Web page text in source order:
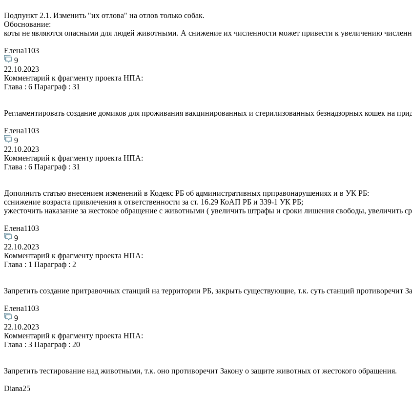
Подпункт 2.1. Изменить "их отлова" на отлов только собак.
Обоснование:
коты не являются опасными для людей животными. А снижение их численности может привести к увеличению
Елена1103
9
22.10.2023
Комментарий к фрагменту проекта НПА:
Глава : 6 Параграф : 31
Регламентировать создание домиков для проживания вакцинированных и стерилизованных безнадзорных кошек на
Елена1103
9
22.10.2023
Комментарий к фрагменту проекта НПА:
Глава : 6 Параграф : 31
Дополнить статью внесением изменений в Кодекс РБ об административных прправонарушениях и в УК РБ:
сснижение возраста привлечения к ответственности за ст. 16.29 КоАП РБ и 339-1 УК РБ;
ужесточить наказание за жестокое обращение с животными ( увеличить штрафы и сроки лишения свободы, увеличить
Елена1103
9
22.10.2023
Комментарий к фрагменту проекта НПА:
Глава : 1 Параграф : 2
Запретить создание притравочных станций на территории РБ, закрыть существующие, т.к. суть станций противоречит
Елена1103
9
22.10.2023
Комментарий к фрагменту проекта НПА:
Глава : 3 Параграф : 20
Запретить тестирование над животными, т.к. оно противоречит Закону о защите животных от жестокого обращения.
Diana25